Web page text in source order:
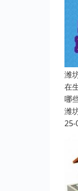
潍
在
哪
潍
25-